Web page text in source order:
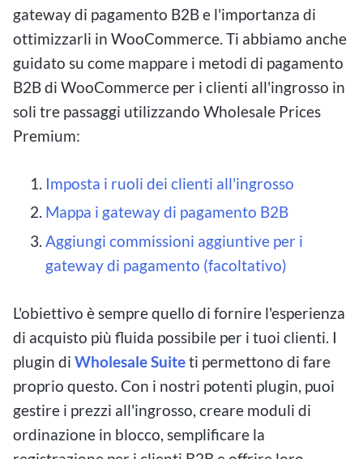
gateway di pagamento B2B e l'importanza di
ottimizzarli in WooCommerce. Ti abbiamo anche
guidato su come mappare i metodi di pagamento
B2B di WooCommerce per i clienti all'ingrosso in
soli tre passaggi utilizzando Wholesale Prices
Premium:
Imposta i ruoli dei clienti all'ingrosso
Mappa i gateway di pagamento B2B
Aggiungi commissioni aggiuntive per i
gateway di pagamento (facoltativo)
L'obiettivo è sempre quello di fornire l'esperienza
di acquisto più fluida possibile per i tuoi clienti. I
plugin di Wholesale Suiteti permettono di fare
proprio questo. Con i nostri potenti plugin, puoi
gestire i prezzi all'ingrosso, creare moduli di
ordinazione in blocco, semplificare la